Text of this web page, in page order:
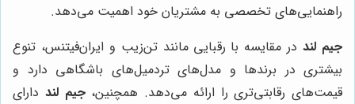
راهنمایی‌های تخصصی به مشتریان خود اهمیت می‌دهد.
جیم لنددر مقایسه با رقبایی مانند تن‌زیب و ایران‌فیتنس، تنوع
بیشتری در برندها و مدل‌های تردمیل‌های باشگاهی دارد و
قیمت‌های رقابتی‌تری را ارائه می‌دهد. همچنین،جیم لند دارای